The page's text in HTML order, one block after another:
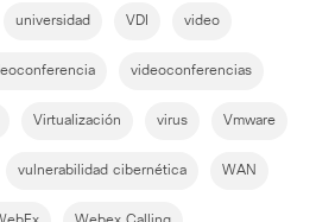
universidad VDI video
videoconferencias
Virtualización virus Vmware
vulnerabilidad cibernética WAN